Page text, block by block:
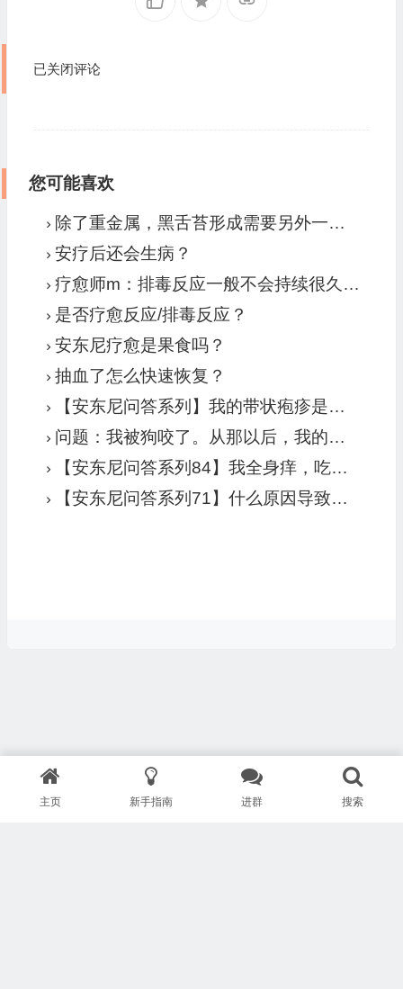
已关闭评论
您可能喜欢
除了重金属，黑舌苔形成需要另外一个必要条件，那就是病毒
安疗后还会生病？
疗愈师m：排毒反应一般不会持续很久。一直没好的就是病症爆发。要当病症来处理。
是否疗愈反应/排毒反应？
安东尼疗愈是果食吗？
抽血了怎么快速恢复？
【安东尼问答系列】我的带状疱疹是排毒反应吗?
问题：我被狗咬了。从那以后，我的膝盖和腿部一直疼痛。还发生了一些其他事情，对此也原因不明。我的疼痛和其他症状有多少与狗咬有关？
【安东尼问答系列84】我全身痒，吃水果后更严重，有人说痒和高草酸或食物过敏有关。请问你怎么看？
【安东尼问答系列71】什么原因导致酒糟鼻、面部和脚部潮红吗？以及慢性唇疱疹？
主页 新手指南 进群 搜索